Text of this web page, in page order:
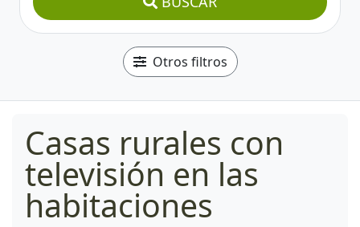
Otros filtros
Casas rurales con
televisión en las
habitaciones